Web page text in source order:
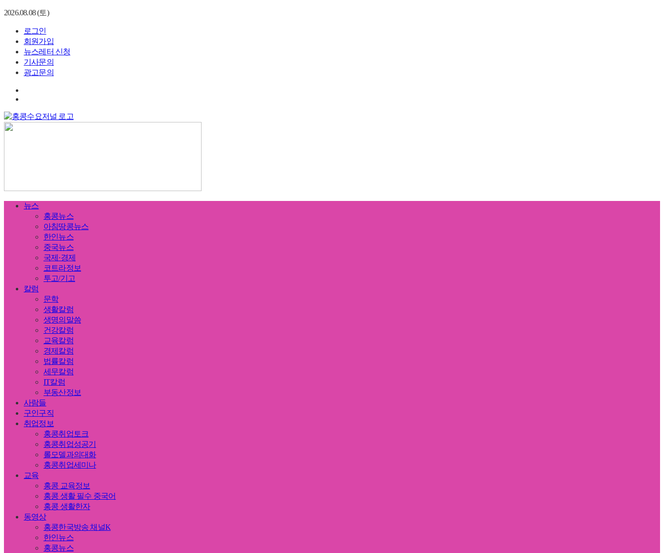
2026.08.08 (토)
로그인
회원가입
뉴스레터 신청
기사문의
광고문의
뉴스
홍콩뉴스
아침땅콩뉴스
한인뉴스
중국뉴스
국제·경제
코트라정보
투고/기고
칼럼
문학
생활칼럼
생명의말씀
건강칼럼
교육칼럼
경제칼럼
법률칼럼
세무칼럼
IT칼럼
부동산정보
사람들
구인구직
취업정보
홍콩취업토크
홍콩취업성공기
롤모델과의대화
홍콩취업세미나
교육
홍콩 교육정보
홍콩 생활 필수 중국어
홍콩 생활한자
동영상
홍콩한국방송 채널K
한인뉴스
홍콩뉴스